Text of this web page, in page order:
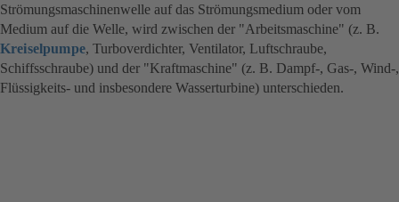
Strömungsmaschinenwelle auf das Strömungsmedium oder vom
Medium auf die Welle, wird zwischen der "Arbeitsmaschine" (z. B.
Kreiselpumpe, Turboverdichter, Ventilator, Luftschraube,
Schiffsschraube) und der "Kraftmaschine" (z. B. Dampf-, Gas-, Wind-,
Flüssigkeits- und insbesondere Wasserturbine) unterschieden.